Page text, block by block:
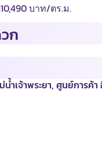
บาท/ตร.ม.
ก
ำเจ้าพระยา, ศูนย์การค้